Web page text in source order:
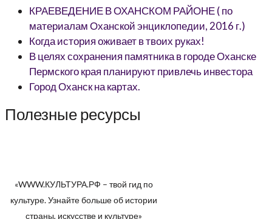
КРАЕВЕДЕНИЕ В ОХАНСКОМ РАЙОНЕ ( по
материалам Оханской энциклопедии, 2016 г.)
Когда история оживает в твоих руках!
В целях сохранения памятника в городе Оханске
Пермского края планируют привлечь инвестора
Город Оханск на картах.
Полезные ресурсы
«WWW.КУЛЬТУРА.РФ – твой гид по
культуре. Узнайте больше об истории
страны, искусстве и культуре»